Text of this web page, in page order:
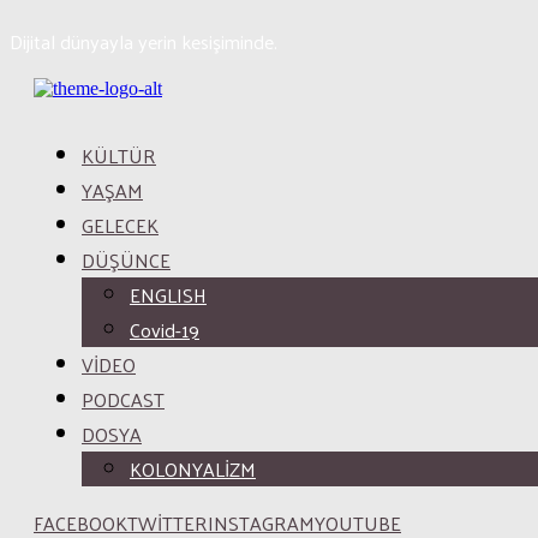
KÜLTÜR
YAŞAM
GELECEK
DÜŞÜNCE
ENGLISH
Covid-19
VİDEO
PODCAST
DOSYA
KOLONYALİZM
FACEBOOKTWITTERINSTAGRAMYOUTUBE